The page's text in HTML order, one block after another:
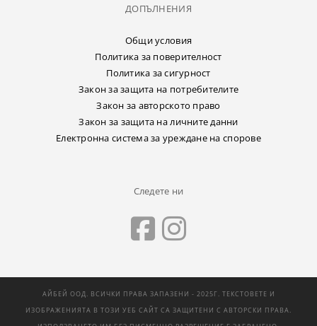
ДОПЪЛНЕНИЯ
Общи условия
Политика за поверителност
Политика за сигурност
Закон за защита на потребителите
Закон за авторското право
Закон за защита на личните данни
Електронна система за уреждане на спорове
Следете ни
АЙБЕЙ ООД. ВСИЧКИ ПРАВА ЗАПАЗЕНИ - 2025Г. ТЕКСТОВЕТЕ И
ИЗОБРАЖЕНИЯТА В ТОЗИ УЕБ САЙТ СА ЗАЩИТЕНИ С АВТОРСКИ ПРАВА.